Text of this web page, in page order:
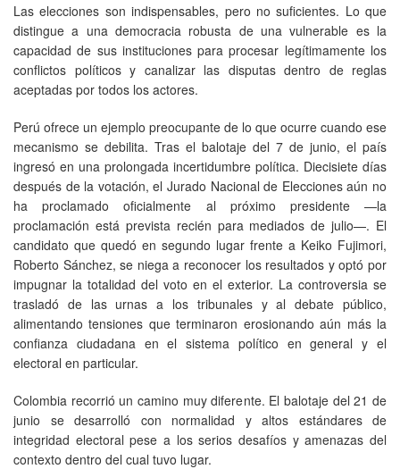
Las elecciones son indispensables, pero no suficientes. Lo que
distingue a una democracia robusta de una vulnerable es la
capacidad de sus instituciones para procesar legítimamente los
conflictos políticos y canalizar las disputas dentro de reglas
aceptadas por todos los actores.
Perú ofrece un ejemplo preocupante de lo que ocurre cuando ese
mecanismo se debilita. Tras el balotaje del 7 de junio, el país
ingresó en una prolongada incertidumbre política. Diecisiete días
después de la votación, el Jurado Nacional de Elecciones aún no
ha proclamado oficialmente al próximo presidente —la
proclamación está prevista recién para mediados de julio—. El
candidato que quedó en segundo lugar frente a Keiko Fujimori,
Roberto Sánchez, se niega a reconocer los resultados y optó por
impugnar la totalidad del voto en el exterior. La controversia se
trasladó de las urnas a los tribunales y al debate público,
alimentando tensiones que terminaron erosionando aún más la
confianza ciudadana en el sistema político en general y el
electoral en particular.
Colombia recorrió un camino muy diferente. El balotaje del 21 de
junio se desarrolló con normalidad y altos estándares de
integridad electoral pese a los serios desafíos y amenazas del
contexto dentro del cual tuvo lugar.